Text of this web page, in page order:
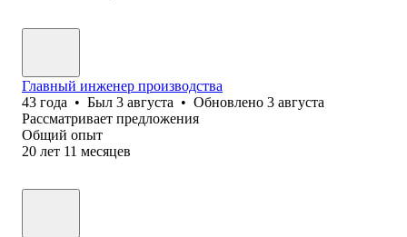
Главный инженер производства
43 года • Был 3 августа • Обновлено 3 августа
Рассматривает предложения
Общий опыт
20 лет 11 месяцев